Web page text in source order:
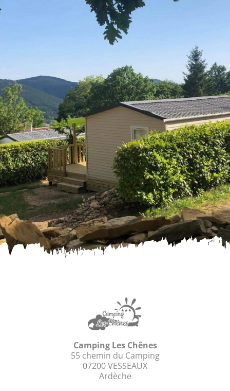
Camping Les Chênes
55 chemin du Camping
07200 VESSEAUX
Ardèche